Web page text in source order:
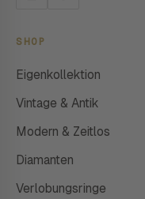
SHOP
Eigenkollektion
Vintage & Antik
Modern & Zeitlos
Diamanten
Verlobungsringe